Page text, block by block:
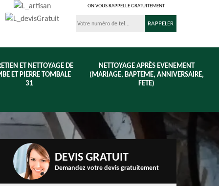
ON VOUS RAPPELLE GRATUITEMENT
ET NETTOYAGE DE
ET PIERRE TOMBALE
31
NETTOYAGE APRÈS EVENEMENT
(MARIAGE, BAPTEME, ANNIVERSAIRE,
FETE)
DEVIS GRATUIT
Demandez votre devis gratuitement